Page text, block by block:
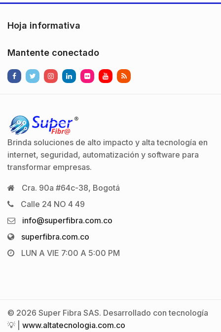
Hoja informativa
Mantente conectado
Brinda soluciones de alto impacto y alta tecnología en
internet, seguridad, automatización y software para
transformar empresas.
Cra. 90a #64c-38, Bogotá
Calle 24 NO 4 49
info@superfibra.com.co
superfibra.com.co
LUN A VIE 7:00 A 5:00 PM
© 2026 Super Fibra SAS. Desarrollado con tecnología
💡 | www.altatecnologia.com.co